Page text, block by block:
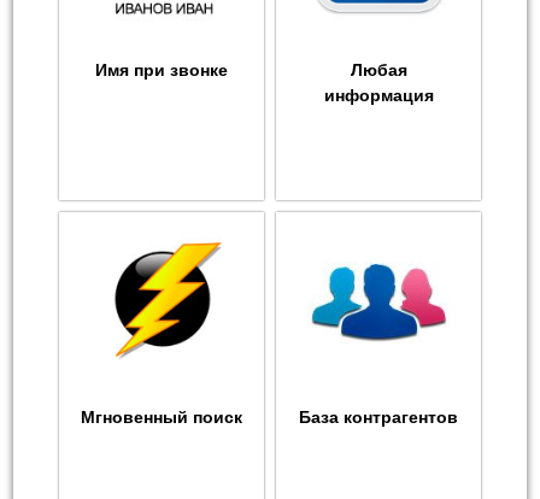
Имя при звонке
Любая
информация
Мгновенный поиск База контрагентов